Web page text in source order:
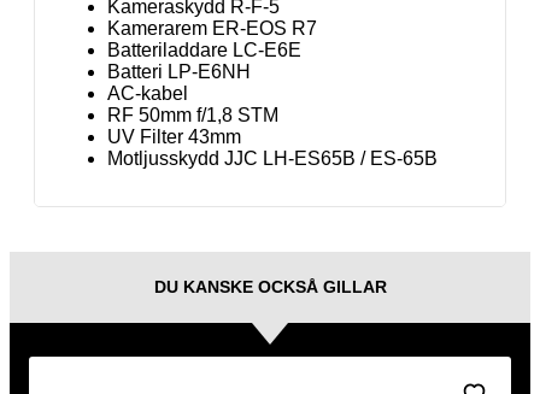
Kameraskydd R-F-5
Kamerarem ER-EOS R7
Batteriladdare LC-E6E
Batteri LP-E6NH
AC-kabel
RF 50mm f/1,8 STM
UV Filter 43mm
Motljusskydd JJC LH-ES65B / ES-65B
DU KANSKE OCKSÅ GILLAR